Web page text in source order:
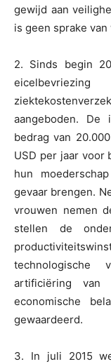
gewijd aan
is geen sprake
2. Sinds begin
aangeboden.
bedrag van
USD per jaar voor
hun
gevaar brengen.
vrouwen nemen
stellen de
artificiëring
economische
gewaardeerd.
3. In juli 2015